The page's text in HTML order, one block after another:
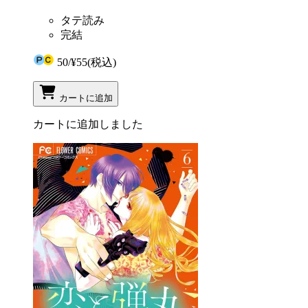
タテ読み
完結
50/¥55(税込)
カートに追加
カートに追加しました